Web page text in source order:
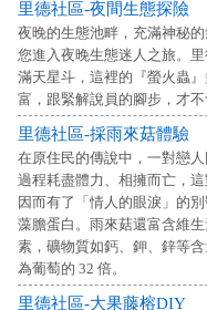
里德社區-夜間生態探險
夜晚的生態池畔，充滿神秘
您進入夜晚生態迷人之旅。
滿天星斗，這裡的『螢火蟲
富，跟緊解說員的腳步，才不
里德社區-採雨來菇體驗
在原住民的傳說中，一對戀
過程耗盡體力、相擁而亡，
因而有了「情人的眼淚」的
藻膽蛋白。雨來菇還富含維
素，礦物質如鈣、鉀、鋅等
為葡萄的 32 倍。
里德社區-大果藤榕DIY